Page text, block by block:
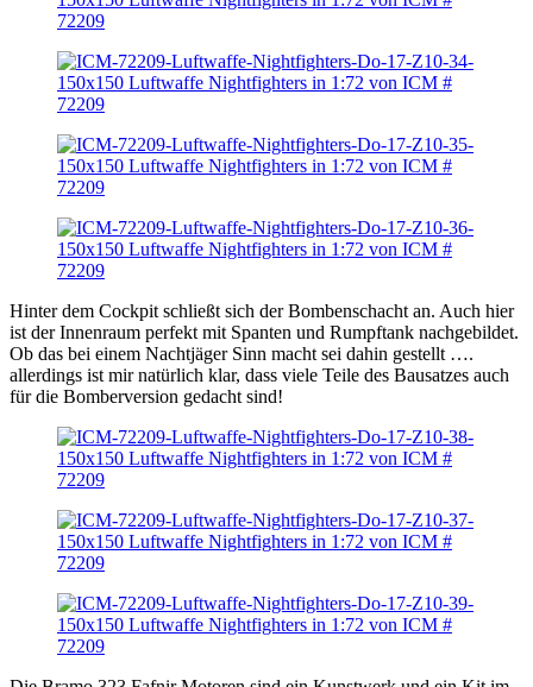
Hinter dem Cockpit schließt sich der Bombenschacht an. Auch hier
ist der Innenraum perfekt mit Spanten und Rumpftank nachgebildet.
Ob das bei einem Nachtjäger Sinn macht sei dahin gestellt ….
allerdings ist mir natürlich klar, dass viele Teile des Bausatzes auch
für die Bomberversion gedacht sind!